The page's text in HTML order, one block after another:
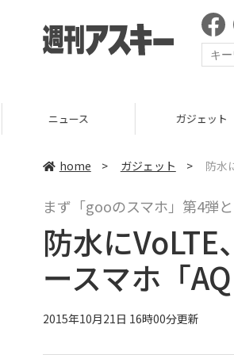
ニュース ガジェット
home > ガジェット > 防水
まず「gooのスマホ」第4弾
防水に
ースマホ「
2015年10月21日 16時00分更新